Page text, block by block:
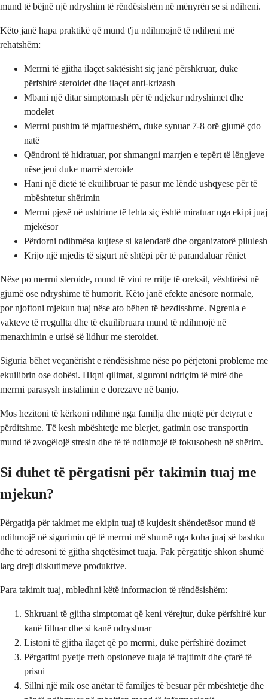
mund të bëjnë një ndryshim të rëndësishëm në mënyrën se si ndiheni.
Këto janë hapa praktikë që mund t'ju ndihmojnë të ndiheni më
rehatshëm:
Merrni të gjitha ilaçet saktësisht siç janë përshkruar, duke
përfshirë steroidet dhe ilaçet anti-krizash
Mbani një ditar simptomash për të ndjekur ndryshimet dhe
modelet
Merrni pushim të mjaftueshëm, duke synuar 7-8 orë gjumë çdo
natë
Qëndroni të hidratuar, por shmangni marrjen e tepërt të lëngjeve
nëse jeni duke marrë steroide
Hani një dietë të ekuilibruar të pasur me lëndë ushqyese për të
mbështetur shërimin
Merrni pjesë në ushtrime të lehta siç është miratuar nga ekipi juaj
mjekësor
Përdorni ndihmësa kujtese si kalendarë dhe organizatorë pilulesh
Krijo një mjedis të sigurt në shtëpi për të parandaluar rëniet
Nëse po merrni steroide, mund të vini re rritje të oreksit, vështirësi në
gjumë ose ndryshime të humorit. Këto janë efekte anësore normale,
por njoftoni mjekun tuaj nëse ato bëhen të bezdisshme. Ngrenia e
vakteve të rregullta dhe të ekuilibruara mund të ndihmojë në
menaxhimin e urisë së lidhur me steroidet.
Siguria bëhet veçanërisht e rëndësishme nëse po përjetoni probleme me
ekuilibrin ose dobësi. Hiqni qilimat, siguroni ndriçim të mirë dhe
merrni parasysh instalimin e dorezave në banjo.
Mos hezitoni të kërkoni ndihmë nga familja dhe miqtë për detyrat e
përditshme. Të kesh mbështetje me blerjet, gatimin ose transportin
mund të zvogëlojë stresin dhe të të ndihmojë të fokusohesh në shërim.
Si duhet të përgatisni për takimin tuaj me
mjekun?
Përgatitja për takimet me ekipin tuaj të kujdesit shëndetësor mund të
ndihmojë në sigurimin që të merrni më shumë nga koha juaj së bashku
dhe të adresoni të gjitha shqetësimet tuaja. Pak përgatitje shkon shumë
larg drejt diskutimeve produktive.
Para takimit tuaj, mbledhni këtë informacion të rëndësishëm:
Shkruani të gjitha simptomat që keni vërejtur, duke përfshirë kur
kanë filluar dhe si kanë ndryshuar
Listoni të gjitha ilaçet që po merrni, duke përfshirë dozimet
Përgatitni pyetje rreth opsioneve tuaja të trajtimit dhe çfarë të
prisni
Sillni një mik ose anëtar të familjes të besuar për mbështetje dhe